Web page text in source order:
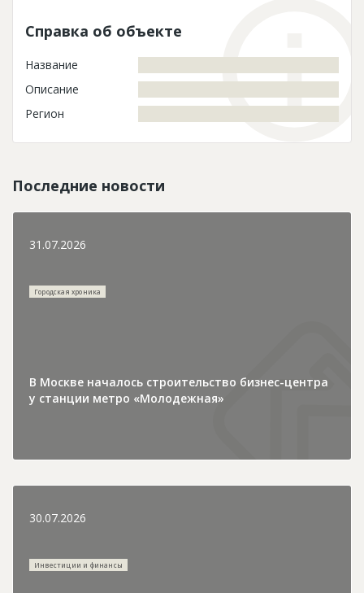
Справка об объекте
Название
Описание
Регион
Последние новости
31.07.2026
Городская хроника
В Москве началось строительство бизнес-центра
у станции метро «Молодежная»
30.07.2026
Инвестиции и финансы